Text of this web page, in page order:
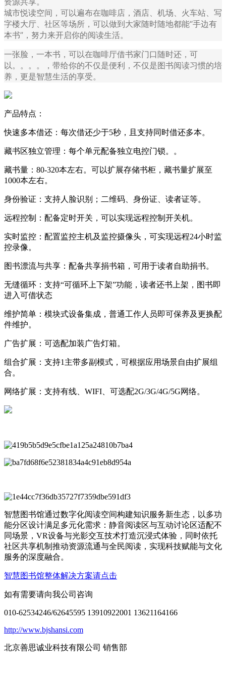
城市悦读空间，可以遍布在咖啡店，酒店、机场、火车站、写
字楼大厅、社区等场所，可以做到大家随时随地都能“手边有
本书”，努力来开启你的阅读生活。
一张脸，一本书，可以在咖啡厅借书家门口随时还，可
以。。。。，带给你的不仅是便利，不仅是图书阅读习惯的培
养，更是智慧生活的享受。
产品特点：
快速多本借还：每次借还少于5秒，且支持同时借还多本。
藏书区独立管理：每个单元配备独立电控门锁。。
藏书量：80-320本左右。可以扩展存储书柜，藏书量扩展至
1000本左右。
身份验证：支持人脸识别；二维码、身份证、读者证等。
远程控制：配备定时开关，可以实现远程控制开关机。
实时监控：配置监控主机及监控摄像头，可实现远程24小时监
控录像。
图书漂流与共享：配备共享捐书箱，可用于读者自助捐书。
无缝循环：支持“可循环上下架”功能，读者还书上架，图书即
进入可借状态
维护简单：模块式设备集成，普通工作人员即可保养及更换配
件维护。
广告扩展：可选配加装广告灯箱。
组合扩展：支持1主带多副模式，可根据应用场景自由扩展组
合。
网络扩展：支持有线、WIFI、可选配2G/3G/4G/5G网络。
智慧图书馆通过数字化阅读空间构建知识服务新生态，以多功
能分区设计满足多元化需求：静音阅读区与互动讨论区适配不
同场景，VR设备与光影交互技术打造沉浸式体验，同时依托
社区共享机制推动资源流通与全民阅读，实现科技赋能与文化
服务的深度融合。
智慧图书馆整体解决方案请点击
如有需要请向我公司咨询
010-62534246/62645595 13910922001 13621164166
http://www.bjshansi.com
北京善思诚业科技有限公司 销售部